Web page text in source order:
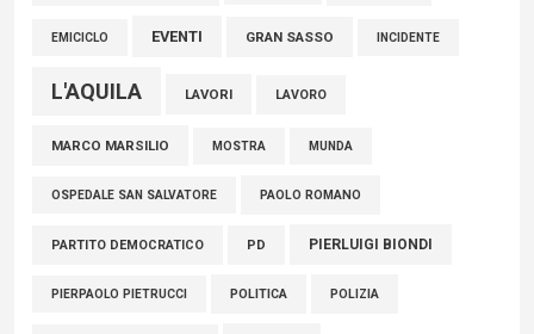
EMICICLO EVENTI GRAN SASSO INCIDENTE
L'AQUILA LAVORI LAVORO
MARCO MARSILIO MOSTRA MUNDA
OSPEDALE SAN SALVATORE PAOLO ROMANO
PARTITO DEMOCRATICO PD PIERLUIGI BIONDI
PIERPAOLO PIETRUCCI POLITICA POLIZIA